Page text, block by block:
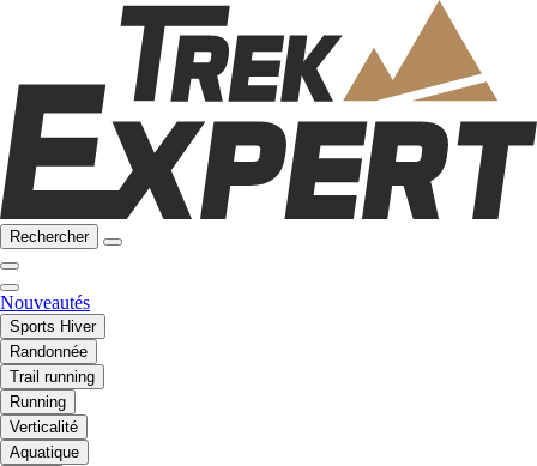
Rechercher
Nouveautés
Sports Hiver
Randonnée
Trail running
Running
Verticalité
Aquatique